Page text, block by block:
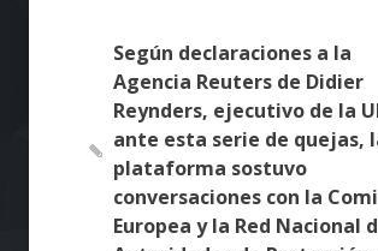
Según declaraciones a la
Agencia Reuters de Didier
Reynders, ejecutivo de la
ante esta serie de quejas,
plataforma sostuvo
conversaciones con la
Europea y la Red Nacional